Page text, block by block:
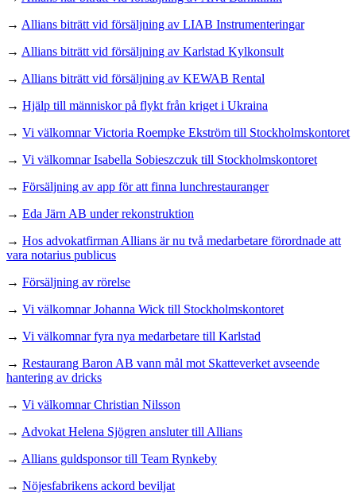
→ Allians biträtt vid försäljning av LIAB Instrumenteringar
→ Allians biträtt vid försäljning av Karlstad Kylkonsult
→ Allians biträtt vid försäljning av KEWAB Rental
→ Hjälp till människor på flykt från kriget i Ukraina
→ Vi välkomnar Victoria Roempke Ekström till Stockholmskontoret
→ Vi välkomnar Isabella Sobieszczuk till Stockholmskontoret
→ Försäljning av app för att finna lunchrestauranger
→ Eda Järn AB under rekonstruktion
→ Hos advokatfirman Allians är nu två medarbetare förordnade att
vara notarius publicus
→ Försäljning av rörelse
→ Vi välkomnar Johanna Wick till Stockholmskontoret
→ Vi välkomnar fyra nya medarbetare till Karlstad
→ Restaurang Baron AB vann mål mot Skatteverket avseende
hantering av dricks
→ Vi välkomnar Christian Nilsson
→ Advokat Helena Sjögren ansluter till Allians
→ Allians guldsponsor till Team Rynkeby
→ Nöjesfabrikens ackord beviljat